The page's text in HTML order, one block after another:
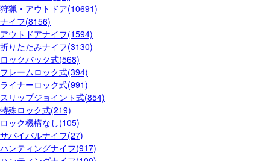
狩猟・アウトドア(10691)
ナイフ(8156)
アウトドアナイフ(1594)
折りたたみナイフ(3130)
ロックバック式(568)
フレームロック式(394)
ライナーロック式(991)
スリップジョイント式(854)
特殊ロック式(219)
ロック機構なし(105)
サバイバルナイフ(27)
ハンティングナイフ(917)